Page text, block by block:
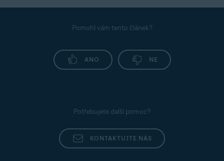
Pomohl vám tento článek?
ANO NE
Potřebujete další pomoc?
KONTAKTUJTE NÁS